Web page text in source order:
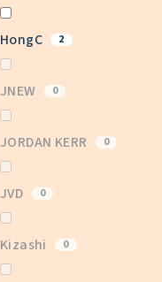
HongC 2
JNEW 0
JORDAN KERR 0
JVD 0
Kizashi 0